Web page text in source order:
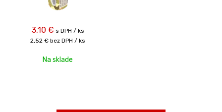
3,10 € s DPH / ks
2,52 € bez DPH / ks
Na sklade